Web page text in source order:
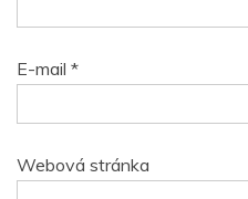
E-mail *
Webová stránka